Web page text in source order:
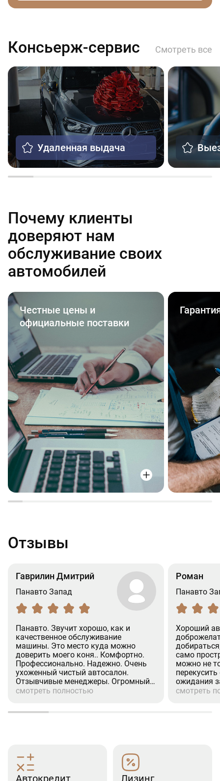
Консьерж-сервис Смотреть все
Удаленная выдача
Почему клиенты
доверяют нам
обслуживание своих
автомобилей
Честные цены и
официальные поставки
Отзывы
Гаврилин Дмитрий
Панавто Запад
Панавто. Звучит хорошо, как и
качественное обслуживание
машины. Это место куда можно
доверить моего коня.. Комфортно.
Профессионально. Надежно. Очень
ухоженный чистый автосалон.
Отзывчивые менеджеры. Огромный
респект менеджеру (Александр.
смотреть полностью
Роман
Панавто
Хороший
само
можно не
ожидания
процедуры
смотреть
Автокредит Лизинг